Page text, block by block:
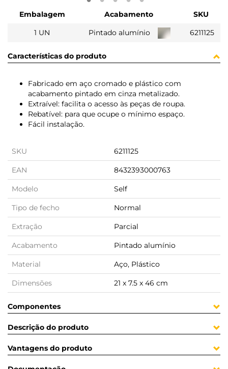
Embalagem Acabamento
SKU
1 UN
Pintado alumínio 6211125
Características do produto
Fabricado em aço cromado e plástico com
acabamento pintado em cinza metalizado.
Extraível: facilita o acesso às peças de roupa.
Rebatível: para que ocupe o mínimo espaço.
Fácil instalação.
SKU 6211125
EAN 8432393000763
Modelo Self
Tipo de fecho Normal
Extração Parcial
Acabamento Pintado alumínio
Material Aço, Plástico
Dimensões 21 x 7.5 x 46 cm
Componentes
Descrição do produto
Vantagens do produto